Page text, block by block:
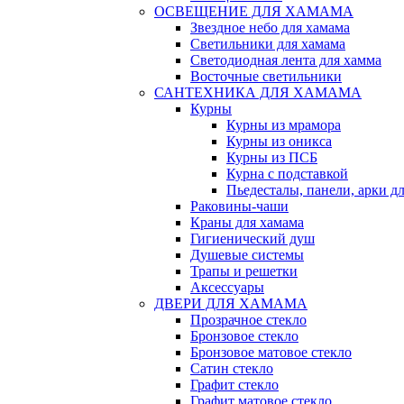
ОСВЕЩЕНИЕ ДЛЯ ХАМАМА
Звездное небо для хамама
Светильники для хамама
Светодиодная лента для хамма
Восточные светильники
САНТЕХНИКА ДЛЯ ХАМАМА
Курны
Курны из мрамора
Курны из оникса
Курны из ПСБ
Курна с подставкой
Пьедесталы, панели, арки
Раковины-чаши
Краны для хамама
Гигиенический душ
Душевые системы
Трапы и решетки
Аксессуары
ДВЕРИ ДЛЯ ХАМАМА
Прозрачное стекло
Бронзовое стекло
Бронзовое матовое стекло
Сатин стекло
Графит стекло